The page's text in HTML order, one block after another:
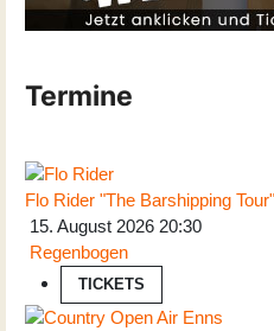
Termine
Flo Rider "The Barshipping Tour"
15. August 2026 20:30
Regenbogen
TICKETS